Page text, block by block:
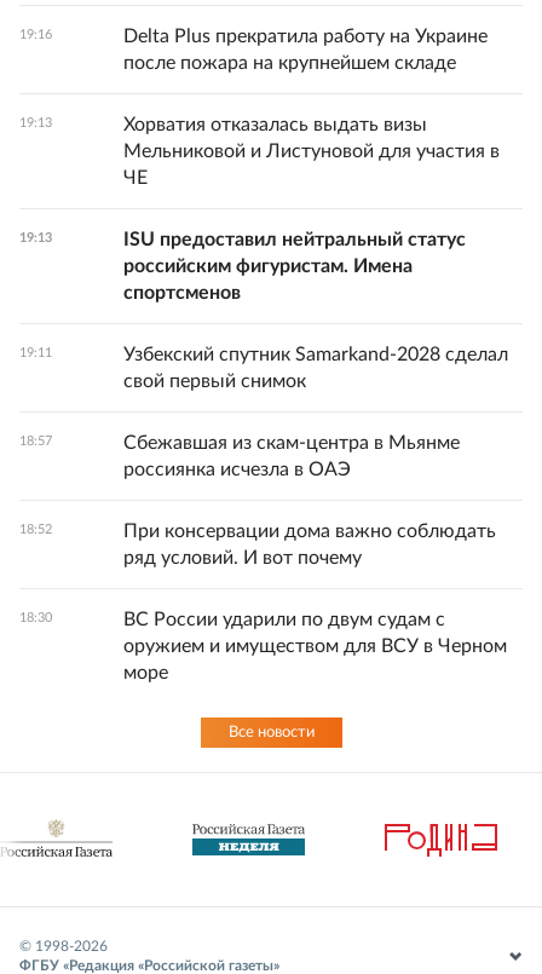
19:16
Delta Plus прекратила работу на Украине
после пожара на крупнейшем складе
19:13
Хорватия отказалась выдать визы
Мельниковой и Листуновой для участия в
ЧЕ
19:13
ISU предоставил нейтральный статус
российским фигуристам. Имена
спортсменов
19:11
Узбекский спутник Samarkand-2028 сделал
свой первый снимок
18:57
Сбежавшая из скам-центра в Мьянме
россиянка исчезла в ОАЭ
18:52
При консервации дома важно соблюдать
ряд условий. И вот почему
18:30
ВС России ударили по двум судам с
оружием и имуществом для ВСУ в Черном
море
Все новости
© 1998-2026
ФГБУ «Редакция «Российской газеты»